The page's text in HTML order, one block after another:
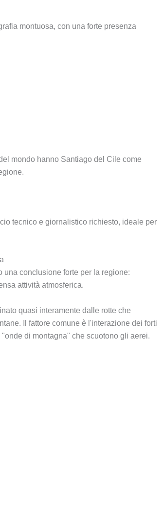
montuosa, con una forte presenza
mondo hanno Santiago del Cile come
tecnico e giornalistico richiesto, ideale per
una conclusione forte per la regione:
attività atmosferica.
quasi interamente dalle rotte che
Il fattore comune è l'interazione dei forti
di montagna" che scuotono gli aerei.